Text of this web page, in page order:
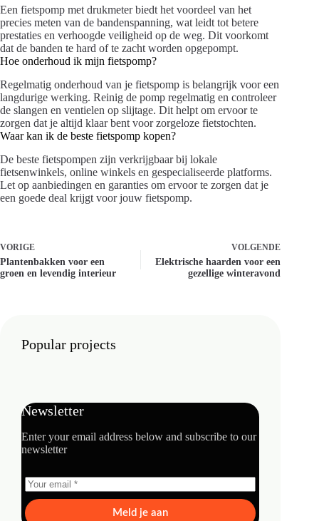
Een fietspomp met drukmeter biedt het voordeel van het
precies meten van de bandenspanning, wat leidt tot betere
prestaties en verhoogde veiligheid op de weg. Dit voorkomt
dat de banden te hard of te zacht worden opgepompt.
Hoe onderhoud ik mijn fietspomp?
Regelmatig onderhoud van je fietspomp is belangrijk voor een
langdurige werking. Reinig de pomp regelmatig en controleer
de slangen en ventielen op slijtage. Dit helpt om ervoor te
zorgen dat je altijd klaar bent voor zorgeloze fietstochten.
Waar kan ik de beste fietspomp kopen?
De beste fietspompen zijn verkrijgbaar bij lokale
fietsenwinkels, online winkels en gespecialiseerde platforms.
Let op aanbiedingen en garanties om ervoor te zorgen dat je
een goede deal krijgt voor jouw fietspomp.
VORIGE
Plantenbakken voor een
groen en levendig interieur
VOLGENDE
Elektrische haarden voor een
gezellige winteravond
Popular projects
Newsletter
Enter your email address below and subscribe to our
newsletter
Meld je aan